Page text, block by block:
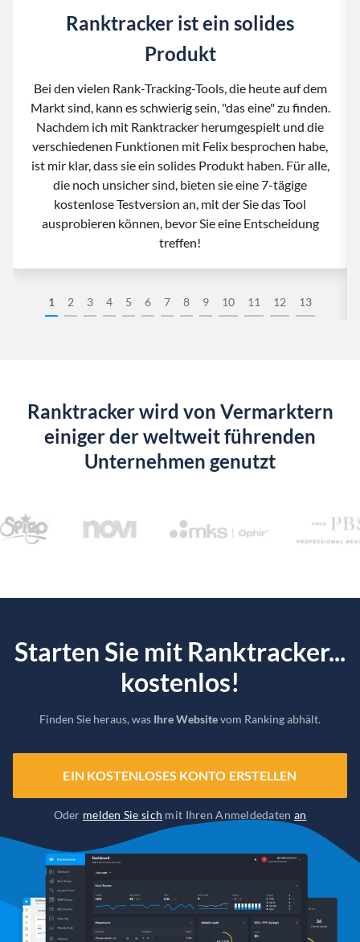
1 2 3 4 5 6 7 8 9 10 11 12 13
Ranktracker ist ein solides
Produkt
Bei den vielen Rank-Tracking-Tools, die heute auf dem
Markt sind, kann es schwierig sein, "das eine" zu finden.
Nachdem ich mit Ranktracker herumgespielt und die
verschiedenen Funktionen mit Felix besprochen habe,
ist mir klar, dass sie ein solides Produkt haben. Für alle,
die noch unsicher sind, bieten sie eine 7-tägige
kostenlose Testversion an, mit der Sie das Tool
ausprobieren können, bevor Sie eine Entscheidung
treffen!
Ranktracker wird von Vermarktern
einiger der weltweit führenden
Unternehmen genutzt
Starten Sie mit Ranktracker...
kostenlos!
Finden Sie heraus, was Ihre Websitevom Ranking abhält.
EIN KOSTENLOSES KONTO ERSTELLEN
Oder melden Sie sich mit Ihren Anmeldedaten an